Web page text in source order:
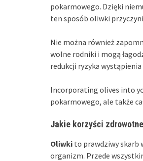
pokarmowego. Dzięki
ten sposób oliwki
Nie można również
wolne rodniki i mogą
redukcji ryzyka
Incorporating olives into
pokarmowego, ale także
Jakie korzyści
Oliwki to prawdziwy skarb
organizm. Przede